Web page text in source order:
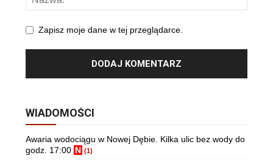
Zapisz moje dane w tej przeglądarce.
WIADOMOŚCI
Awaria wodociągu w Nowej Dębie. Kilka ulic bez wody do
godz. 17:00 N (1)